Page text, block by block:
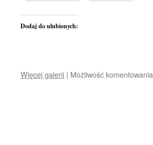
Dodaj do ulubionych:
Więcej galerii | Możliwość komentowania